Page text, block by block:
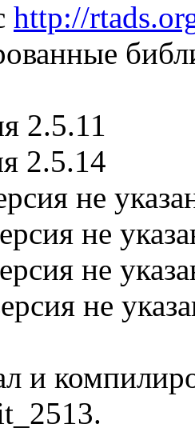
http://
2.5.11
2.5.14
не
не
не
не
и